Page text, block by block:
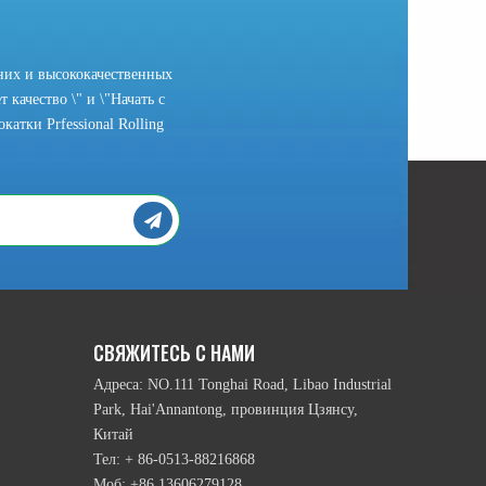
и высококачественных
качество \" и \"Начать с
Prfessional Rolling
СВЯЖИТЕСЬ С НАМИ
Адреса: NO.111 Tonghai Road, Libao Industrial
Park, Hai'Annantong, провинция Цзянсу,
Китай
Тел: + 86-0513-88216868